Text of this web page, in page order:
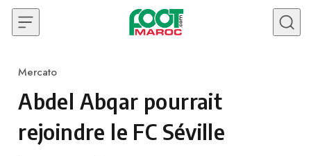
Skip to content
Category
Mercato
Abdel Abqar pourrait
rejoindre le FC Séville